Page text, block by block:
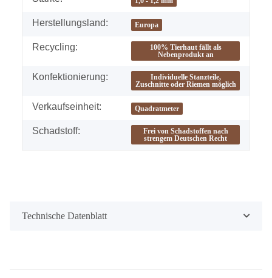
Herstellungsland: Europa
Recycling:
100% Tierhaut fällt als
Nebenprodukt an
Konfektionierung:
Individuelle Stanzteile,
Zuschnitte oder Riemen möglich
Verkaufseinheit: Quadratmeter
Schadstoff:
Frei von Schadstoffen nach
strengem Deutschen Recht
Technische Datenblatt